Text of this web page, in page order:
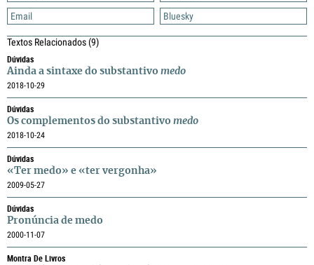
Email
Bluesky
Textos Relacionados(9)
Dúvidas
Ainda a sintaxe do substantivo medo
2018-10-29
Dúvidas
Os complementos do substantivo medo
2018-10-24
Dúvidas
«Ter medo» e «ter vergonha»
2009-05-27
Dúvidas
Pronúncia de medo
2000-11-07
Montra De Livros